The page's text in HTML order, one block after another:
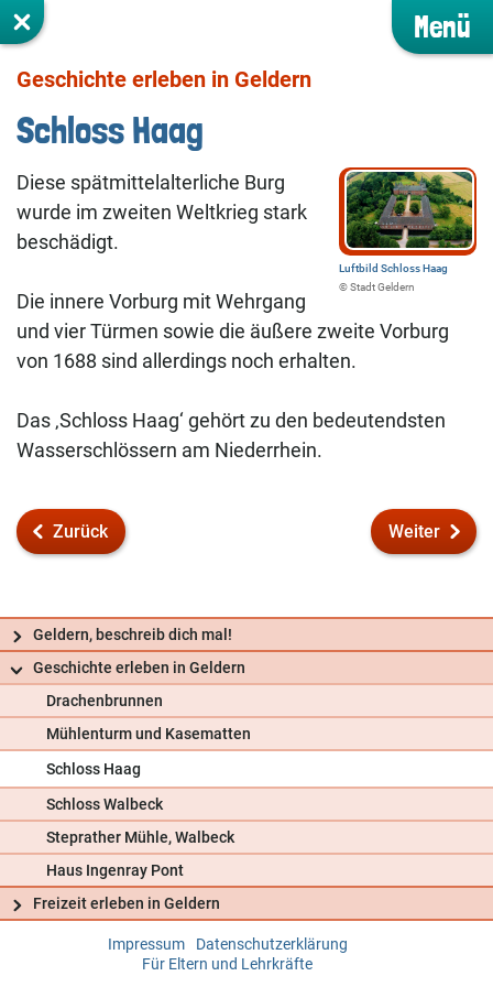
Menü
Geschichte erleben in Geldern
Schloss Haag
Luftbild Schloss Haag
©️ Stadt Geldern
Diese spätmittelalterliche Burg
wurde im zweiten Weltkrieg stark
beschädigt.
Die innere Vorburg mit Wehrgang
und vier Türmen sowie die äußere zweite Vorburg
von 1688 sind allerdings noch erhalten.
Das ‚Schloss Haag‘ gehört zu den bedeutendsten
Wasserschlössern am Niederrhein.
Zurück Weiter
Geldern, beschreib dich mal!
Geschichte erleben in Geldern
Drachenbrunnen
Mühlenturm und Kasematten
Schloss Haag
Schloss Walbeck
Steprather Mühle, Walbeck
Haus Ingenray Pont
Freizeit erleben in Geldern
Impressum
Datenschutzerklärung
Für Eltern und Lehrkräfte